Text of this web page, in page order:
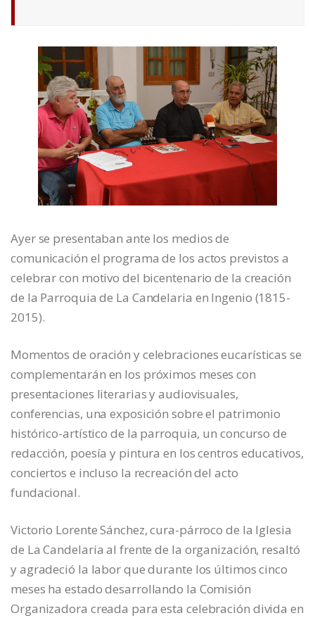
Ayer se presentaban ante los medios de
comunicación el programa de los actos previstos a
celebrar con motivo del bicentenario de la creación
de la Parroquia de La Candelaria en Ingenio (1815-
2015).
Momentos de oración y celebraciones eucarísticas se
complementarán en los próximos meses con
presentaciones literarias y audiovisuales,
conferencias, una exposición sobre el patrimonio
histórico-artístico de la parroquia, un concurso de
redacción, poesía y pintura en los centros educativos,
conciertos e incluso la recreación del acto
fundacional.
Victorio Lorente Sánchez, cura-párroco de la Iglesia
de La Candelaria al frente de la organización, resaltó
y agradeció la labor que durante los últimos cinco
meses ha estado desarrollando la Comisión
Organizadora creada para esta celebración divida en